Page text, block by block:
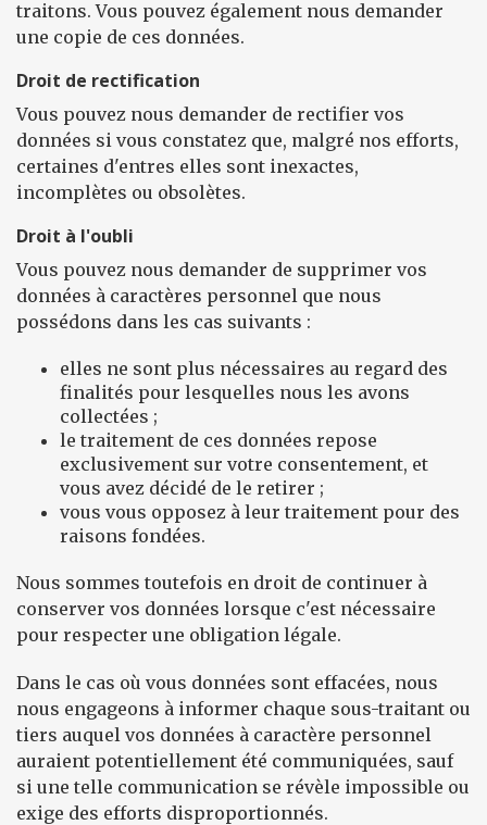
traitons. Vous pouvez également nous demander
une copie de ces données.
Droit de rectification
Vous pouvez nous demander de rectifier vos
données si vous constatez que, malgré nos efforts,
certaines d'entres elles sont inexactes,
incomplètes ou obsolètes.
Droit à l'oubli
Vous pouvez nous demander de supprimer vos
données à caractères personnel que nous
possédons dans les cas suivants :
elles ne sont plus nécessaires au regard des
finalités pour lesquelles nous les avons
collectées ;
le traitement de ces données repose
exclusivement sur votre consentement, et
vous avez décidé de le retirer ;
vous vous opposez à leur traitement pour des
raisons fondées.
Nous sommes toutefois en droit de continuer à
conserver vos données lorsque c'est nécessaire
pour respecter une obligation légale.
Dans le cas où vous données sont effacées, nous
nous engageons à informer chaque sous-traitant ou
tiers auquel vos données à caractère personnel
auraient potentiellement été communiquées, sauf
si une telle communication se révèle impossible ou
exige des efforts disproportionnés.